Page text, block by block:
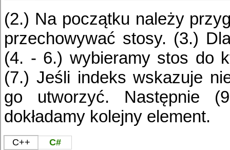
(2.) Na początku należy
przechowywać stosy. (3.)
(4. - 6.) wybieramy stos do
(7.) Jeśli indeks wskazuje
go utworzyć. Następnie
dokładamy kolejny element.
C++ C#